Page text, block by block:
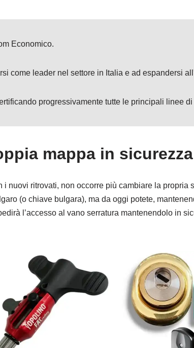
Economico.
come leader nel settore in Italia e ad espandersi
progressivamente tutte le principali linee di
mappa in sicurezza
nuovi ritrovati, non occorre più cambiare la propria
(o chiave bulgara), ma da oggi potete,
l’accesso al vano serratura mantenendolo in